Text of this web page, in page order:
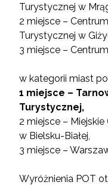
Turystycznej w
2 miejsce –
Turystycznej w
3 miejsce –
w kategorii miast
1 miejsce –
Turystycznej,
2 miejsce –
w Bielsku-Białej,
3 miejsce –
Wyróżnienia POT